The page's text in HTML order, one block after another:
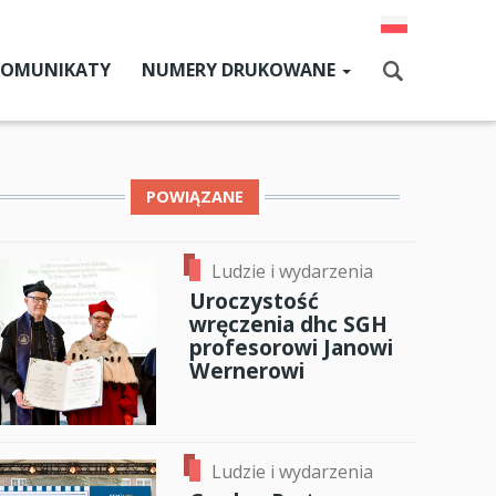
SGH
SGH
NUMERY DRUKOWANE
Aktualny numer
POWIĄZANE
Ludzie i wydarzenia
Uroczystość
wręczenia dhc SGH
profesorowi Janowi
Wernerowi
Ludzie i wydarzenia